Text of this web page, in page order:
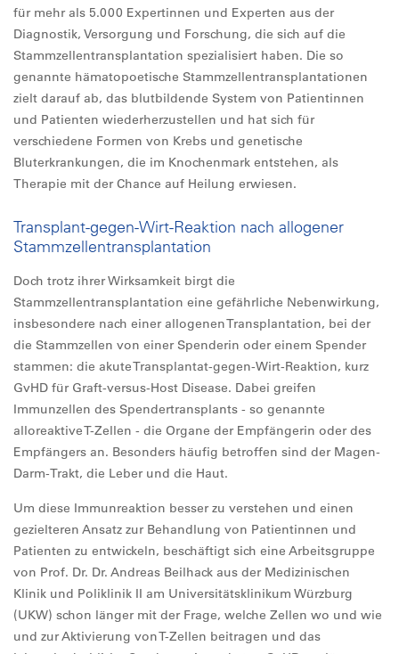
für mehr als 5.000 Expertinnen und Experten aus der
Diagnostik, Versorgung und Forschung, die sich auf die
Stammzellentransplantation spezialisiert haben. Die so
genannte hämatopoetische Stammzellentransplantationen
zielt darauf ab, das blutbildende System von Patientinnen
und Patienten wiederherzustellen und hat sich für
verschiedene Formen von Krebs und genetische
Bluterkrankungen, die im Knochenmark entstehen, als
Therapie mit der Chance auf Heilung erwiesen.
Transplant-gegen-Wirt-Reaktion nach allogener
Stammzellentransplantation
Doch trotz ihrer Wirksamkeit birgt die
Stammzellentransplantation eine gefährliche Nebenwirkung,
insbesondere nach einer allogenen Transplantation, bei der
die Stammzellen von einer Spenderin oder einem Spender
stammen: die akute Transplantat-gegen-Wirt-Reaktion, kurz
GvHD für Graft-versus-Host Disease. Dabei greifen
Immunzellen des Spendertransplants - so genannte
alloreaktive T-Zellen - die Organe der Empfängerin oder des
Empfängers an. Besonders häufig betroffen sind der Magen-
Darm-Trakt, die Leber und die Haut.
Um diese Immunreaktion besser zu verstehen und einen
gezielteren Ansatz zur Behandlung von Patientinnen und
Patienten zu entwickeln, beschäftigt sich eine Arbeitsgruppe
von Prof. Dr. Dr. Andreas Beilhack aus der Medizinischen
Klinik und Poliklinik II am Universitätsklinikum Würzburg
(UKW) schon länger mit der Frage, welche Zellen wo und wie
und zur Aktivierung von T-Zellen beitragen und das